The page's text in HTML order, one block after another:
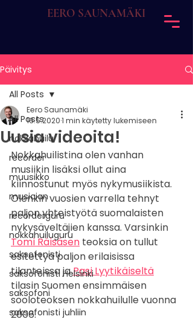
EERO SAUNAMÄKI
Päivitys
All Posts
nokkahuilu
recorder
muusikko
musician
recorderguru
nokkahuiluguru
saksofonisti
saksofonisti Helsinki
saksofoni
saksofonisti juhliin
All Posts
Uusia videoita!
Eero Saunamäki
16.5.20201 min käytetty lukemiseen
Nokkahuilistina olen vanhan
musiikin lisäksi ollut aina
kiinnostunut myös nykymusiikista.
Olenkin vuosien varrella tehnyt
paljon yhteistyötä suomalaisten
nykysäveltäjien kanssa. Varsinkin
Tomi Räisäsen teoksia on tullut
esitettyä paljon erilaisissa
tilanteissa ja Pasi Lyytikäiseltä
tilasin Suomen ensimmäisen
sooloteoksen nokkahuilulle vuonna
2006.